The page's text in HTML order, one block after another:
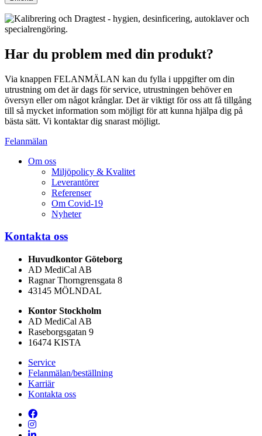
Har du problem med din produkt?
Via knappen FELANMÄLAN kan du fylla i uppgifter om din
utrustning om det är dags för service, utrustningen behöver en
översyn eller om något krånglar. Det är viktigt för oss att få tillgång
till så mycket information som möjligt för att kunna hjälpa dig på
bästa sätt. Vi kontaktar dig snarast möjligt.
Felanmälan
Om oss
Miljöpolicy & Kvalitet
Leverantörer
Referenser
Om Covid-19
Nyheter
Kontakta oss
Huvudkontor Göteborg
AD MediCal AB
Ragnar Thorngrensgata 8
43145 MÖLNDAL
Kontor Stockholm
AD MediCal AB
Raseborgsgatan 9
16474 KISTA
Service
Felanmälan/beställning
Karriär
Kontakta oss